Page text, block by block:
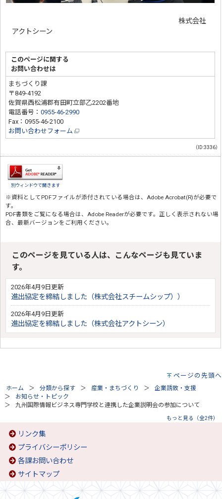
株式会社
アクトシーン
このページに関する
お問い合わせは
まちづくり課
〒849-4192
佐賀県西松浦郡有田町立部乙2202番地
電話番号：0955-46-2990
Fax：0955-46-2100
お問い合わせフォーム
（ID:3336）
別ウィンドウで開きます
※資料としてPDFファイルが添付されている場合は、 Adobe Acrobat(R)が必要で
す。
PDF書類をご覧になる場合は、 Adobe Readerが必要です。正しく表示されない場
合、最新バージョンをご利用ください。
このページを見ている人は、こんなページも見ていま
す。
2026年4月9日更新
進出協定を締結しました（株式会社スチームシップ））
2026年4月9日更新
進出協定を締結しました（株式会社アクトシーン）
ページの先頭へ
ホーム 分類から探す 産業・まちづくり
企業誘致・支援
お知らせ・トピック
九州国際情報ビジネス専門学校と連携した企業説明会の参加について
もっと見る（全2件）
リンク集
プライバシーポリシー
各課お問い合わせ
サイトマップ